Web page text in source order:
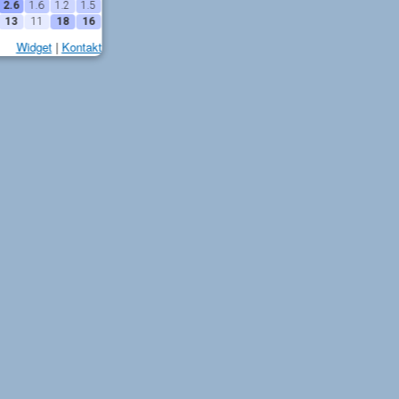
2.6 1.6 1.2 1.5
13 11 18 16
Widget| Kontakt